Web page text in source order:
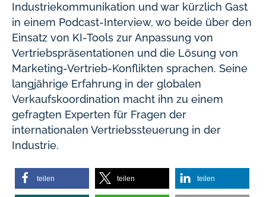
Industriekommunikation und war kürzlich Gast
in einem Podcast-Interview, wo beide über den
Einsatz von KI-Tools zur Anpassung von
Vertriebspräsentationen und die Lösung von
Marketing-Vertrieb-Konflikten sprachen. Seine
langjährige Erfahrung in der globalen
Verkaufskoordination macht ihn zu einem
gefragten Experten für Fragen der
internationalen Vertriebssteuerung in der
Industrie.
teilen teilen teilen